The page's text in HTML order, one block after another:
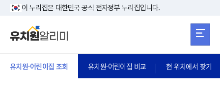
본문 바로가기
이 누리집은 대한민국 공식 전자정부 누리집입니다.
유치원·어린이집 조회 유치원·어린이집 비교 현 위치에서 찾기